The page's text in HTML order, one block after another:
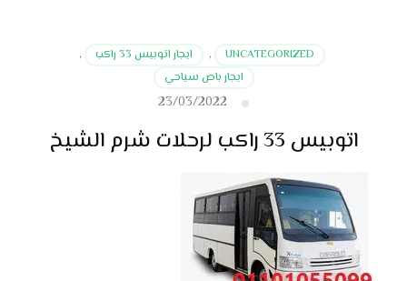
UNCATEGORIZED
, ايجار اتوبيس 33 راكب
,
ايجار باص سياحي
23/03/2022
اتوبيس 33 راكب لرحلات شرم الشيخ